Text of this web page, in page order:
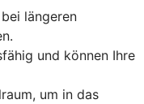
längeren
und können Ihre
um in das